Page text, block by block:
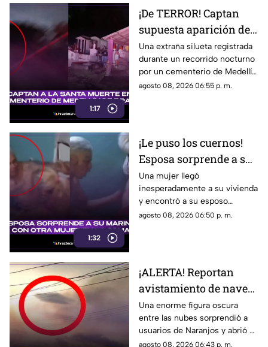
1:17
¡De TERROR! Captan
supuesta aparición de
la Santa Muerte en
cementerio de Medellín
de Bravo (+VIDEO)
Una extraña silueta registrada
durante un recorrido nocturno
por un cementerio de Medellín
de Bravo desató teorías entre
agosto 08, 2026 06:55 p. m.
1:32
¡Le puso los cuernos!
Esposa sorprende a su
marido con otra mujer
en la cama (+VIDEO)
Una mujer llegó
inesperadamente a su vivienda
y encontró a su esposo
acompañado de otra mujer,
agosto 08, 2026 06:50 p. m.
¡ALERTA! Reportan
avistamiento de nave
nodriza sobre
Naranjos, Veracruz
(+VIDEO)
Una enorme figura oscura
entre las nubes sorprendió a
usuarios de Naranjos y abrió el
debate sobre si se trata de una
agosto 08, 2026 06:43 p. m.